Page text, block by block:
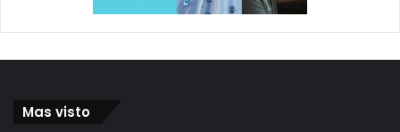
Mas visto